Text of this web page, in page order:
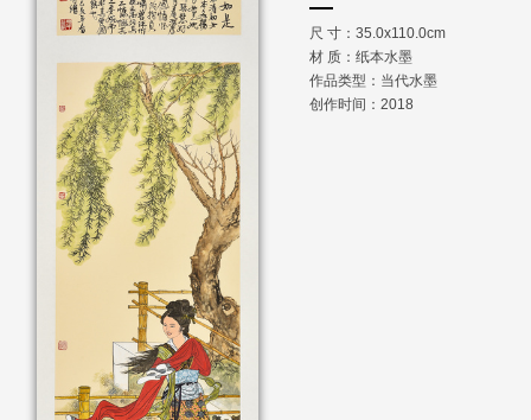
尺 寸：35.0x110.0cm
材 质： 纸本水墨
作品类型：当代水墨
创作时间：2018